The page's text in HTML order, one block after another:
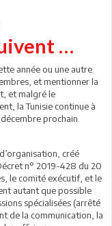
…
année ou une autre.
et mentionner la
et malgré le
la Tunisie continue à
prochain.
créé
n° 2019-428 du 20
le comité exécutif, et le
autant que possible
spécialisées (arrêté
de la communication, la